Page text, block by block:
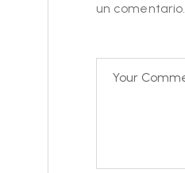
un comentario.